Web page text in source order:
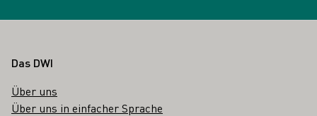
Fußbereich
Das DWI
Über uns
Über uns in einfacher Sprache